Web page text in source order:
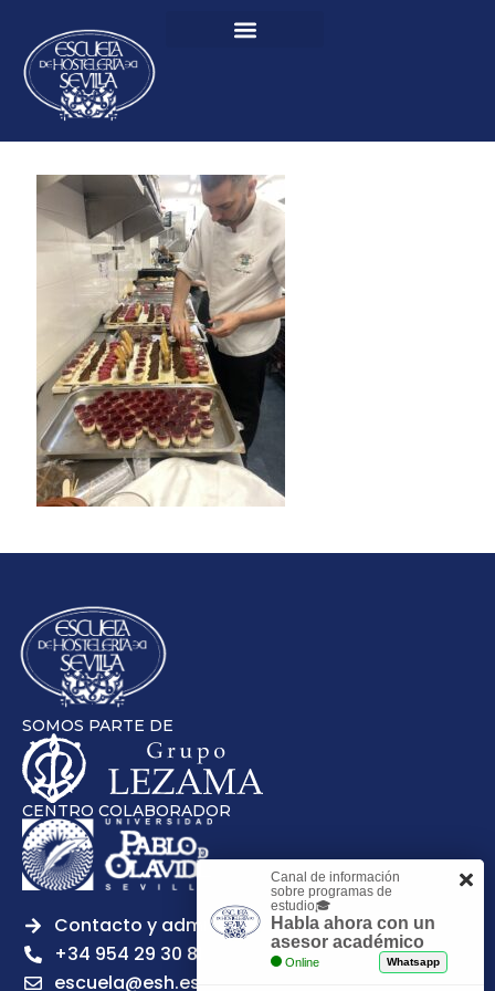
SOMOS PARTE DE
CENTRO COLABORADOR
Contacto y admisiones
+34 954 29 30 81
escuela@esh.es
Canal de información
sobre programas de
estudio🎓
Habla ahora con un
asesor académico
Online Whatsapp